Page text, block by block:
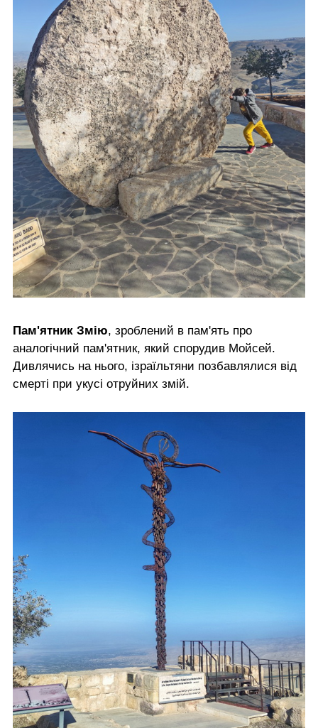
Пам'ятник Змію, зроблений в пам'ять про
аналогічний пам'ятник, який спорудив Мойсей.
Дивлячись на нього, ізраїльтяни позбавлялися від
смерті при укусі отруйних змій.